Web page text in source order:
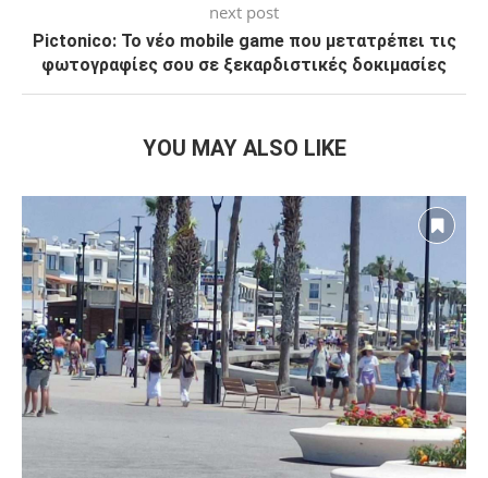
next post
Pictonico: Το νέο mobile game που μετατρέπει τις
φωτογραφίες σου σε ξεκαρδιστικές δοκιμασίες
YOU MAY ALSO LIKE